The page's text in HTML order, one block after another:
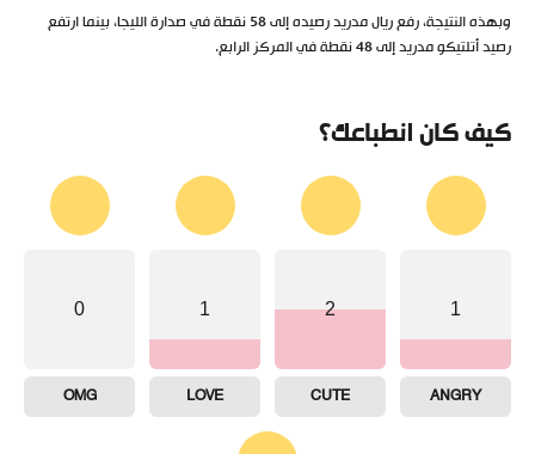
وبهذه النتيجة، رفع ريال مدريد رصيده إلى 58 نقطة في صدارة الليجا، بينما ارتفع
رصيد أتلتيكو مدريد إلى 48 نقطة في المركز الرابع.
كيف كان انطباعك؟
1
ANGRY
2
CUTE
1
LOVE
0
OMG